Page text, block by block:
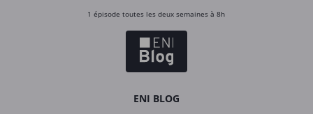
1 épisode toutes les deux semaines à 8h
ENI BLOG